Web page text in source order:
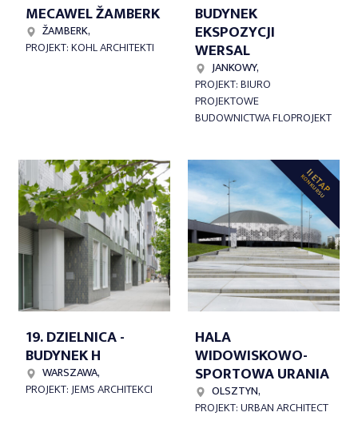
MECAWEL ŽAMBERK
ŽAMBERK,
PROJEKT: KOHL ARCHITEKTI
BUDYNEK
EKSPOZYCJI
WERSAL
JANKOWY,
PROJEKT: BIURO
PROJEKTOWE
BUDOWNICTWA FLOPROJEKT
19. DZIELNICA -
BUDYNEK H
WARSZAWA,
PROJEKT: JEMS ARCHITEKCI
II ETAP
KONKURSU
HALA
WIDOWISKOWO-
SPORTOWA URANIA
OLSZTYN,
PROJEKT: URBAN ARCHITECT